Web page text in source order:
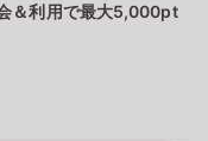
＆利用で最大5,000pt